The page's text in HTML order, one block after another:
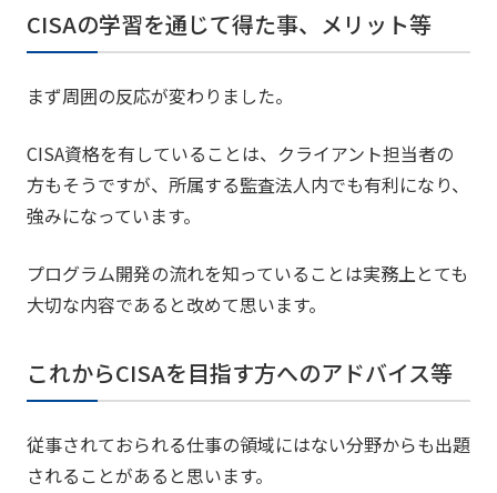
CISAの学習を通じて得た事、メリット等
まず周囲の反応が変わりました。
CISA資格を有していることは、クライアント担当者の
方もそうですが、所属する監査法人内でも有利になり、
強みになっています。
プログラム開発の流れを知っていることは実務上とても
大切な内容であると改めて思います。
これからCISAを目指す方へのアドバイス等
従事されておられる仕事の領域にはない分野からも出題
されることがあると思います。